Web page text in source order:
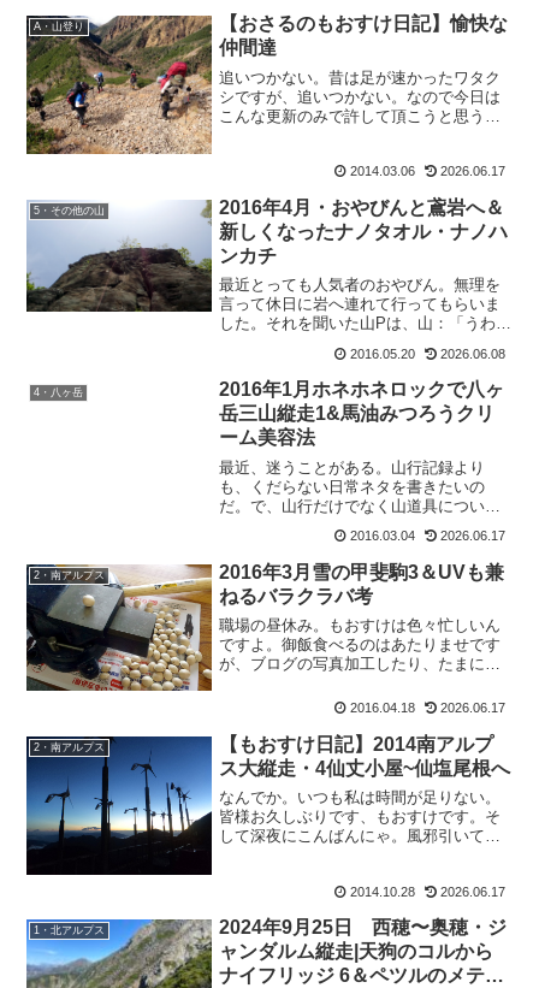
A・山登り
【おさるのもおすけ日記】愉快な
仲間達
追いつかない。昔は足が速かったワタク
シですが、追いつかない。なので今日は
こんな更新のみで許して頂こうと思うも
で、今の時点で加工した写真だけで160
2014.03.06 2026.06.17
5・その他の山
2016年4月・おやびんと鳶岩へ＆
新しくなったナノタオル・ナノハ
ンカチ
最近とっても人気者のおやびん。無理を
言って休日に岩へ連れて行ってもらいま
した。それを聞いた山Pは、山：「うわ、
いいないいないいなーーー。」と連発し
てました。確実に私が連れて行ってもら
うより、山Pが行った方...
2016.05.20 2026.06.08
4・八ヶ岳
2016年1月ホネホネロックで八ヶ
岳三山縦走1&馬油みつろうクリ
ーム美容法
最近、迷うことがある。山行記録より
も、くだらない日常ネタを書きたいの
だ。で、山行だけでなく山道具について
か、読みにいらして下さっている皆さん
はどんな記事が一番読みたいのかし
ら。・・・・・ここで思い浮かぶが...
2016.03.04 2026.06.17
2・南アルプス
2016年3月雪の甲斐駒3＆UVも兼
ねるバラクラバ考
職場の昼休み。もおすけは色々忙しいん
ですよ。御飯食べるのはあたりませです
が、ブログの写真加工したり、たまには
を割るの巻。そんな銀杏割りながらブロ
斐駒報告。その3でござい...
2016.04.18 2026.06.17
2・南アルプス
【もおすけ日記】2014南アルプ
ス大縦走・4仙丈小屋~仙塩尾根へ
なんでか。いつも私は時間が足りない。
皆様お久しぶりです、もおすけです。そ
して深夜にこんばんにゃ。風邪引いて→
宅→洗濯もできずにバタンQ 。その間
に、友人達にお手紙書いて...
2014.10.28 2026.06.17
1・北アルプス
2024年9月25日 西穂〜奥穂・ジ
ャンダルム縦走|天狗のコルから
ナイフリッジ 6＆ペツルのメテオ